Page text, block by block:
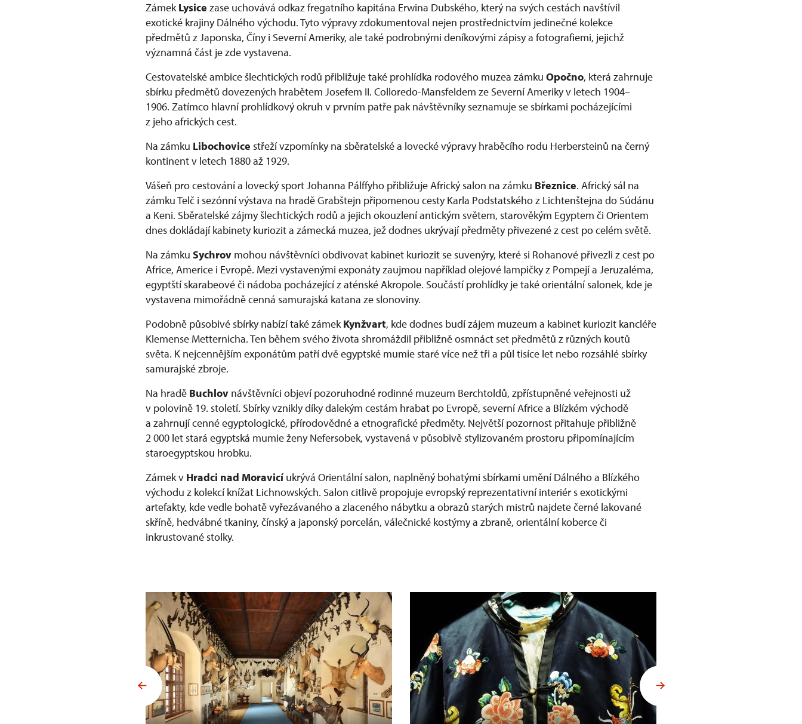
ZámekLysice zase uchovává odkaz fregatního kapitána Erwina Dubského, který na svých cestách navštívil
exotické krajiny Dálného východu. Tyto výpravy zdokumentoval nejen prostřednictvím jedinečné kolekce
předmětů z Japonska, Číny i Severní Ameriky, ale také podrobnými deníkovými zápisy a fotografiemi, jejichž
významná část je zde vystavena.
Cestovatelské ambice šlechtických rodů přibližuje také prohlídka rodového muzea zámku Opočno, která zahrnuje
sbírku předmětů dovezených hrabětem Josefem II. Colloredo-Mansfeldem ze Severní Ameriky v letech 1904–
1906. Zatímco hlavní prohlídkový okruh v prvním patře pak návštěvníky seznamuje se sbírkami pocházejícími
z jeho afrických cest.
Na zámku Libochovice střeží vzpomínky na sběratelské a lovecké výpravy hraběcího rodu Herbersteinů na černý
kontinent v letech 1880 až 1929.
Vášeň pro cestování a lovecký sport Johanna Pálffyho přibližuje Africký salon na zámku Březnice. Africký sál na
zámku Telč i sezónní výstava na hradě Grabštejn připomenou cesty Karla Podstatského z Lichtenštejna do Súdánu
a Keni. Sběratelské zájmy šlechtických rodů a jejich okouzlení antickým světem, starověkým Egyptem či Orientem
dnes dokládají kabinety kuriozit a zámecká muzea, jež dodnes ukrývají předměty přivezené z cest po celém světě.
Na zámku Sychrov mohou návštěvníci obdivovat kabinet kuriozit se suvenýry, které si Rohanové přivezli z cest po
Africe, Americe i Evropě. Mezi vystavenými exponáty zaujmou například olejové lampičky z Pompejí a Jeruzaléma,
egyptští skarabeové či nádoba pocházející z aténské Akropole. Součástí prohlídky je také orientální salonek, kde je
vystavena mimořádně cenná samurajská katana ze slonoviny.
Podobně působivé sbírky nabízí také zámekKynžvart, kde dodnes budí zájem muzeum a kabinet kuriozit kancléře
Klemense Metternicha. Ten během svého života shromáždil přibližně osmnáct set předmětů z různých koutů
světa. K nejcennějším exponátům patří dvě egyptské mumie staré více než tři a půl tisíce let nebo rozsáhlé sbírky
samurajské zbroje.
Na hradě Buchlov návštěvníci objeví pozoruhodné rodinné muzeum Berchtoldů, zpřístupněné veřejnosti už
v polovině 19. století. Sbírky vznikly díky dalekým cestám hrabat po Evropě, severní Africe a Blízkém východě
a zahrnují cenné egyptologické, přírodovědné a etnografické předměty. Největší pozornost přitahuje přibližně
2 000 let stará egyptská mumie ženy Nefersobek, vystavená v působivě stylizovaném prostoru připomínajícím
staroegyptskou hrobku.
Zámek v Hradci nad Moravicíukrývá Orientální salon, naplněný bohatými sbírkami umění Dálného a Blízkého
východu z kolekcí knížat Lichnowských. Salon citlivě propojuje evropský reprezentativní interiér s exotickými
artefakty, kde vedle bohatě vyřezávaného a zlaceného nábytku a obrazů starých mistrů najdete černé lakované
skříně, hedvábné tkaniny, čínský a japonský porcelán, válečnické kostýmy a zbraně, orientální koberce či
inkrustované stolky.